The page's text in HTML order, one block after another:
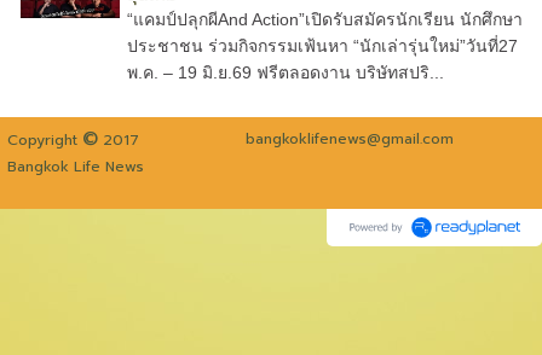
“แคมป์ปลุกผีAnd Action”เปิดรับสมัครนักเรียน นักศึกษา
ประชาชน ร่วมกิจกรรมเฟ้นหา “นักเล่ารุ่นใหม่”วันที่27
พ.ค. – 19 มิ.ย.69 ฟรีตลอดงาน บริษัทสปริ...
Copyright © 2017
bangkoklifenews@gmail.com
Bangkok Life News